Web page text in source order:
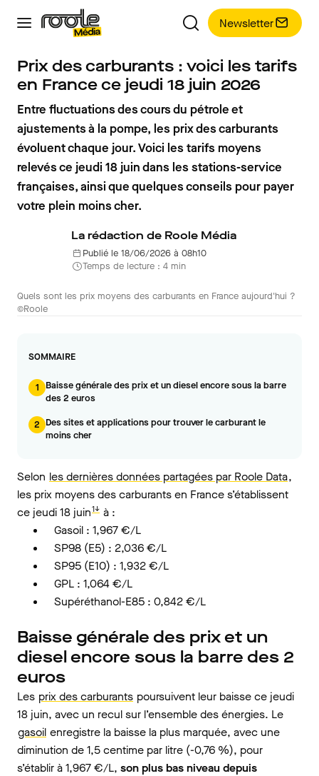
Newsletter
Prix des carburants : voici les tarifs
en France ce jeudi 18 juin 2026
Entre fluctuations des cours du pétrole et
ajustements à la pompe, les prix des carburants
évoluent chaque jour. Voici les tarifs moyens
relevés ce jeudi 18 juin dans les stations-service
françaises, ainsi que quelques conseils pour payer
votre plein moins cher.
La rédaction de Roole Média
Publié le 18/06/2026 à 08h10
Temps de lecture : 4 min
Quels sont les prix moyens des carburants en France aujourd'hui ?
©Roole
SOMMAIRE
1
Baisse générale des prix et un diesel encore sous la barre
des 2 euros
2 Des sites et applications pour trouver le carburant le
moins cher
Selon les dernières données partagées par Roole Data,
les prix moyens des carburants en France s’établissent
ce jeudi 18 juin1↓ à :
Gasoil : 1,967 €/L
SP98 (E5) : 2,036 €/L
SP95 (E10) : 1,932 €/L
GPL : 1,064 €/L
Supéréthanol-E85 : 0,842 €/L
Baisse générale des prix et un
diesel encore sous la barre des 2
euros
Les prix des carburants poursuivent leur baisse ce jeudi
18 juin, avec un recul sur l’ensemble des énergies. Le
gasoil enregistre la baisse la plus marquée, avec une
diminution de 1,5 centime par litre (-0,76 %), pour
s’établir à 1,967 €/L, son plus bas niveau depuis